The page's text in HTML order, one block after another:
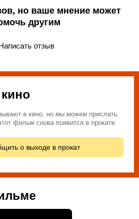
но ваше мнение может
другим
отзыв
в кино, но мы можем прислать
фильм снова появится в прокате
о выходе в прокат